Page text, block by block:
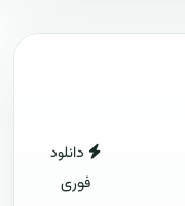
دانلود
فوری